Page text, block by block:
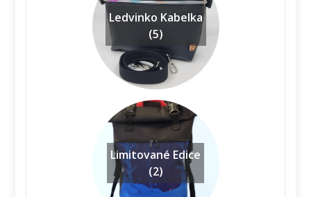
Ledvinko Kabelka
(5)
Limitované Edice
(2)